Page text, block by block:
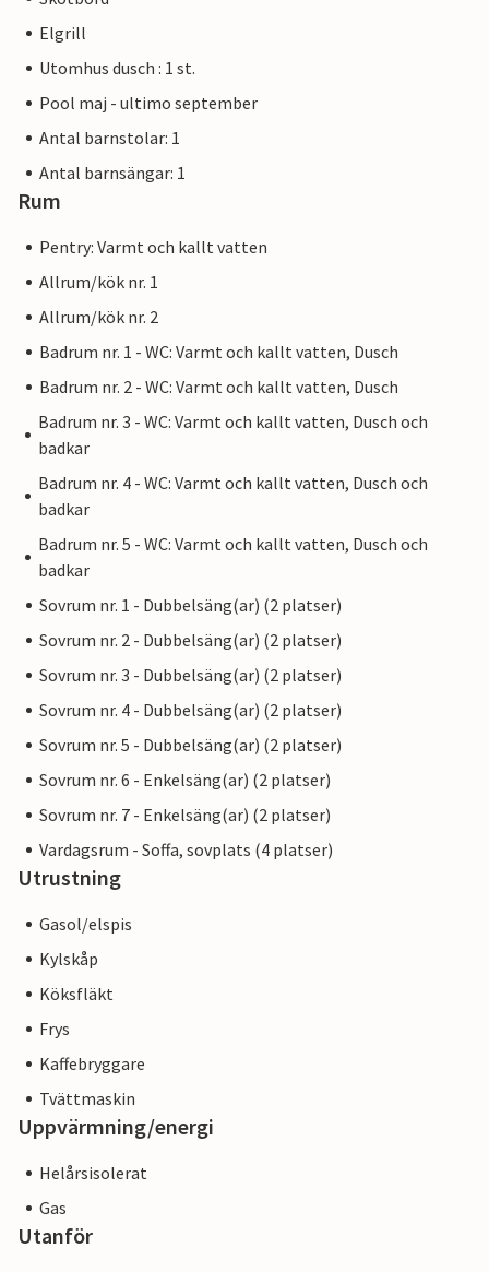
Elgrill
Utomhus dusch : 1 st.
Pool maj - ultimo september
Antal barnstolar: 1
Antal barnsängar: 1
Rum
Pentry: Varmt och kallt vatten
Allrum/kök nr. 1
Allrum/kök nr. 2
Badrum nr. 1 - WC: Varmt och kallt vatten, Dusch
Badrum nr. 2 - WC: Varmt och kallt vatten, Dusch
Badrum nr. 3 - WC: Varmt och kallt vatten, Dusch och
badkar
Badrum nr. 4 - WC: Varmt och kallt vatten, Dusch och
badkar
Badrum nr. 5 - WC: Varmt och kallt vatten, Dusch och
badkar
Sovrum nr. 1 - Dubbelsäng(ar) (2 platser)
Sovrum nr. 2 - Dubbelsäng(ar) (2 platser)
Sovrum nr. 3 - Dubbelsäng(ar) (2 platser)
Sovrum nr. 4 - Dubbelsäng(ar) (2 platser)
Sovrum nr. 5 - Dubbelsäng(ar) (2 platser)
Sovrum nr. 6 - Enkelsäng(ar) (2 platser)
Sovrum nr. 7 - Enkelsäng(ar) (2 platser)
Vardagsrum - Soffa, sovplats (4 platser)
Utrustning
Gasol/elspis
Kylskåp
Köksfläkt
Frys
Kaffebryggare
Tvättmaskin
Uppvärmning/energi
Helårsisolerat
Gas
Utanför